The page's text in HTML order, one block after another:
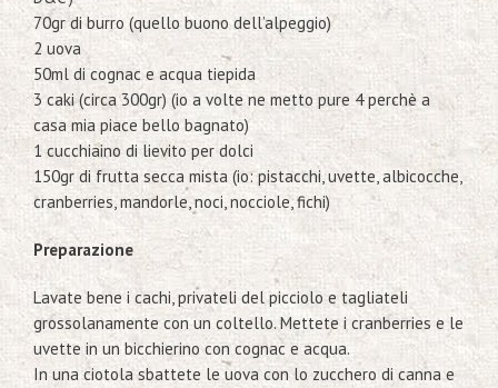
70gr di burro (quello buono dell’alpeggio)
2 uova
50ml di cognac e acqua tiepida
3 caki (circa 300gr) (io a volte ne metto pure 4 perchè a
casa mia piace bello bagnato)
1 cucchiaino di lievito per dolci
150gr di frutta secca mista (io: pistacchi, uvette, albicocche,
cranberries, mandorle, noci, nocciole, fichi)
Preparazione
Lavate bene i cachi, privateli del picciolo e tagliateli
grossolanamente con un coltello. Mettete i cranberries e le
uvette in un bicchierino con cognac e acqua.
In una ciotola sbattete le uova con lo zucchero di canna e